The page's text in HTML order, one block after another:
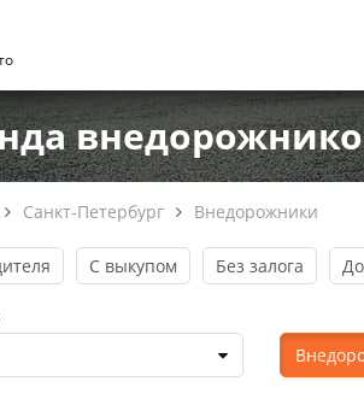
Санкт-Петербург Внедорожники
С выкупом Без залога